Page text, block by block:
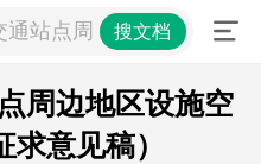
通站点周边地区设施空间
搜文档
周边地区设施空
意见稿）